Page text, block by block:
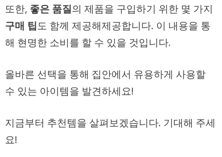
또한, 좋은 품질의 제품을 구입하기 위한 몇 가지
구매 팁도 함께 제공해제공합니다. 이 내용을 통
해 현명한 소비를 할 수 있을 것입니다.
올바른 선택을 통해 집안에서 유용하게 사용할
수 있는 아이템을 발견하세요!
지금부터 추천템을 살펴보겠습니다. 기대해 주세
요!